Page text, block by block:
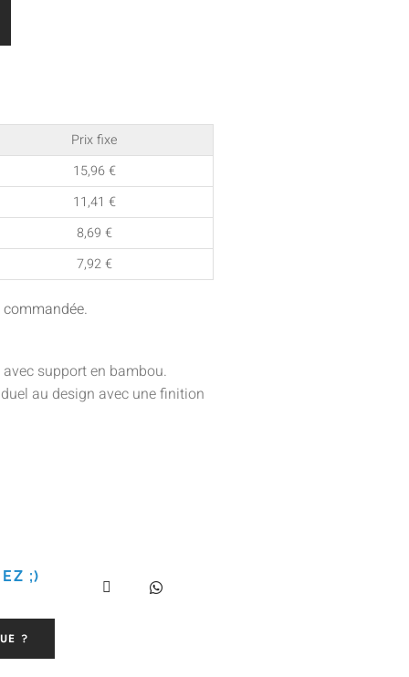
Prix fixe
15,96€
11,41 €
8,69 €
7,92€
support en bambou.
au design avec une finition
;)
?